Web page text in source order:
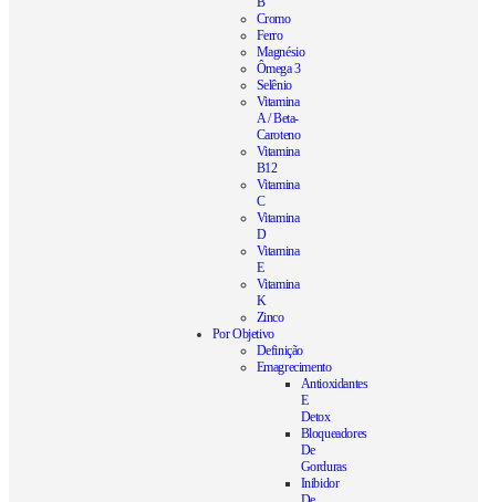
Cromo
Ferro
Magnésio
Ômega 3
Selênio
Vitamina
A / Beta-
Caroteno
Vitamina
B12
Vitamina
C
Vitamina
D
Vitamina
E
Vitamina
K
Zinco
Por Objetivo
Definição
Emagrecimento
Antioxidantes
E
Detox
Bloqueadores
De
Gorduras
Inibidor